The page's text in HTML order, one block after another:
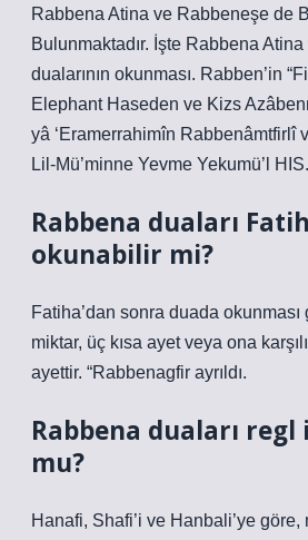
Rabbena Atina ve Rabbeneşe de
Bulunmaktadır. İşte Rabbena
dualarının okunması. Rabben’in
Elephant Haseden ve Kizs
yâ ‘Eramerrahimîn Rabbenâmtfirlî
Lil-Mü’minne Yevme Yekumü’l HIS.
Rabbena duaları
okunabilir mi?
Fatiha’dan sonra duada
miktar, üç kısa ayet veya ona
ayettir. “Rabbenagfir ayrıldı.
Rabbena duaları
mu?
Hanafi, Shafi’i ve Hanbali’ye